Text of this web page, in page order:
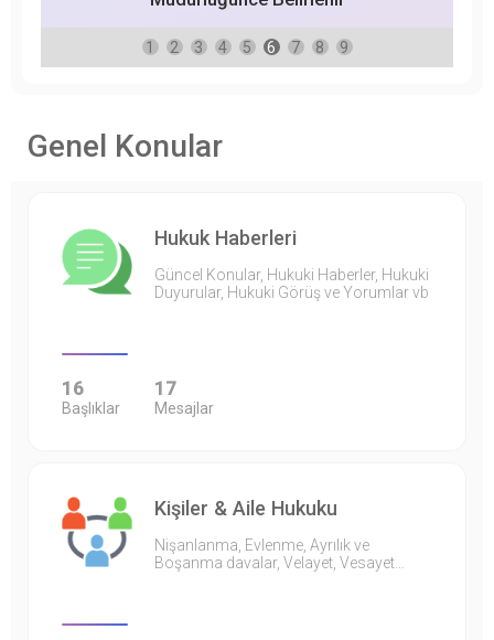
1 2 3 4 5 6 7 8 9
Genel Konular
Hukuk Haberleri
Güncel Konular, Hukuki Haberler, Hukuki
Duyurular, Hukuki Görüş ve Yorumlar vb
16
Başlıklar
17
Mesajlar
Kişiler & Aile Hukuku
Nişanlanma, Evlenme, Ayrılık ve
Boşanma davalar, Velayet, Vesayet…